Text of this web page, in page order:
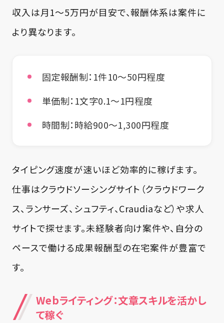
収入は月1〜5万円が目安で、報酬体系は案件に
より異なります。
固定報酬制：1件10〜50円程度
単価制：1文字0.1〜1円程度
時間制：時給900〜1,300円程度
タイピング速度が速いほど効率的に稼げます。
仕事はクラウドソーシングサイト（クラウドワーク
ス、ランサーズ、シュフティ、Craudiaなど）や求人
サイトで探せます。未経験者向け案件や、自分の
ペースで働ける成果報酬型の在宅案件が豊富で
す。
Webライティング：文章スキルを活かし
て稼ぐ